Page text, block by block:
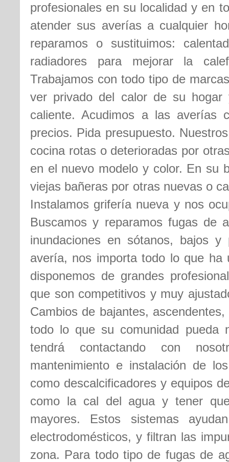
profesionales en su localidad y en
atender sus averías a cualquier
reparamos o sustituimos:
radiadores para mejorar la
Trabajamos con todo tipo de
ver privado del calor de su hogar
caliente. Acudimos a las averías
precios. Pida presupuesto.
cocina rotas o deterioradas por
en el nuevo modelo y color. En su
viejas bañeras por otras nuevas o
Instalamos grifería nueva y nos
Buscamos y reparamos fugas de
inundaciones en sótanos, bajos
avería, nos importa todo lo que
disponemos de grandes
que son competitivos y muy
Cambios de bajantes,
todo lo que su comunidad pueda
tendrá contactando con
mantenimiento e instalación de
como descalcificadores y equipos
como la cal del agua y tener
mayores. Estos sistemas
electrodomésticos, y filtran las
zona. Para todo tipo de fugas de